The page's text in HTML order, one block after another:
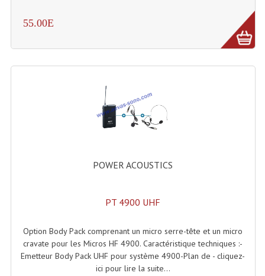
Caisson De Basse Amplifié
Caissons De Basses
Enceintes Hifi
Enceintes Monitoring
Filtres Actifs, Correcteurs
55.00E
POWER ACOUSTICS
PT 4900 UHF
Option Body Pack comprenant un micro serre-tête et un micro
cravate pour les Micros HF 4900. Caractéristique techniques :-
Emetteur Body Pack UHF pour système 4900-Plan de - cliquez-
ici pour lire la suite...